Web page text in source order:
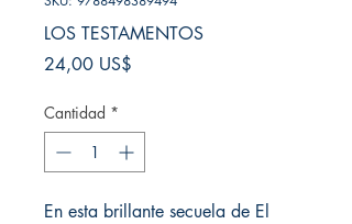
LOS TESTAMENTOS
24,00 US$
Cantidad *
En esta brillante secuela de El